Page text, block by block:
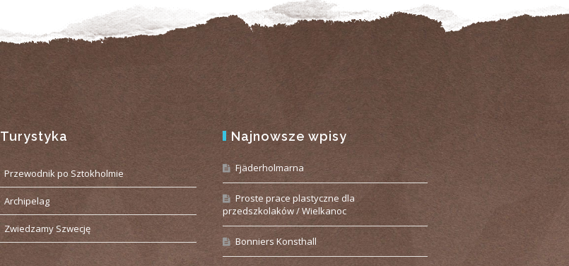
Turystyka
Przewodnik po Sztokholmie
Archipelag
Zwiedzamy Szwecję
Najnowsze wpisy
Fjäderholmarna
Proste prace plastyczne dla
przedszkolaków / Wielkanoc
Bonniers Konsthall